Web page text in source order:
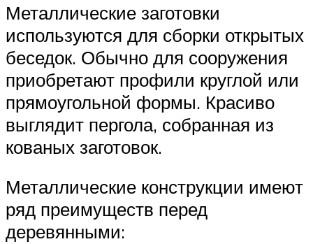
Металлические заготовки
используются для сборки открытых
беседок. Обычно для сооружения
приобретают профили круглой или
прямоугольной формы. Красиво
выглядит пергола, собранная из
кованых заготовок.
Металлические конструкции имеют
ряд преимуществ перед
деревянными: